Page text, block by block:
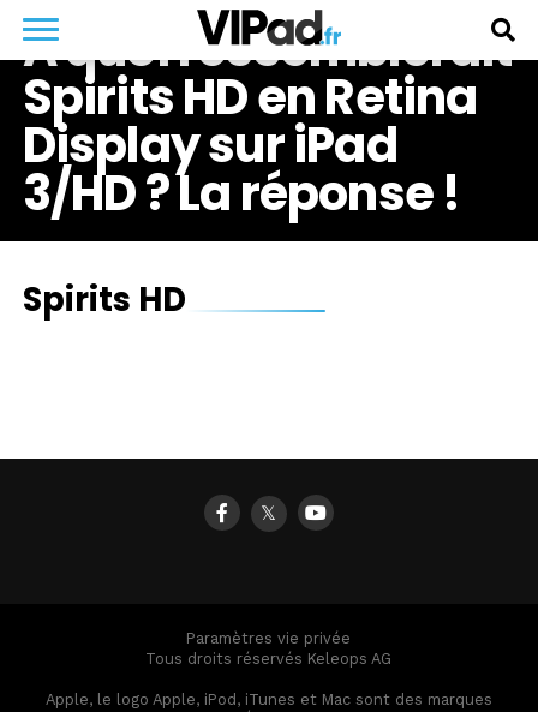
A quoi ressemblerait
Spirits HD en Retina
Display sur iPad
3/HD ? La réponse !
Spirits HD
𝕏
Paramètres vie privée
Tous droits réservés Keleops AG
Apple, le logo Apple, iPod, iTunes et Mac sont des marques